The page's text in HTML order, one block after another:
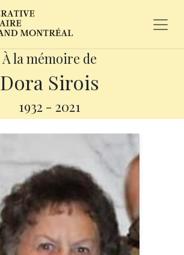
À la mémoire de
Dora Sirois
1932 - 2021